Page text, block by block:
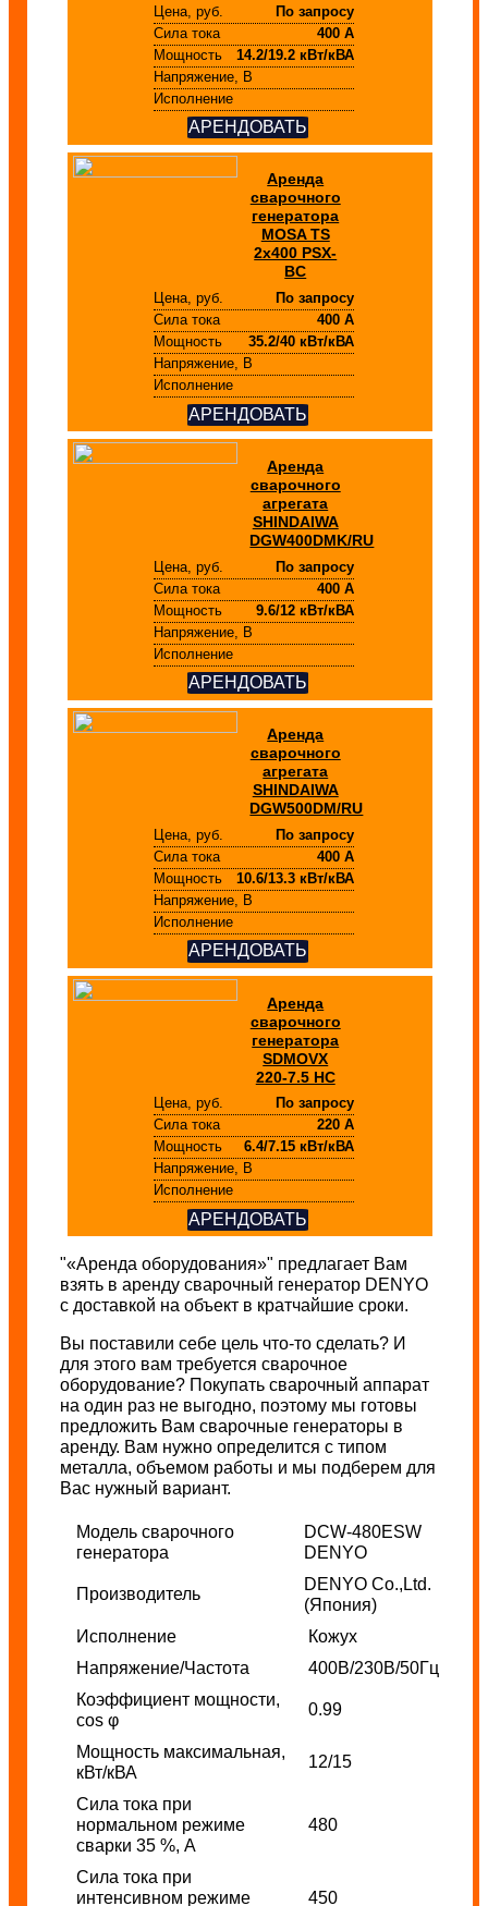
Цена, руб.
По запросу
Сила тока
400 А
Мощность
14.2/19.2 кВт/кВА
Напряжение, В
Исполнение
АРЕНДОВАТЬ
Аренда
сварочного
генератора
MOSA TS
2x400 PSX-
BC
Цена, руб.
По запросу
Сила тока
400 А
Мощность
35.2/40 кВт/кВА
Напряжение, В
Исполнение
АРЕНДОВАТЬ
Аренда
сварочного
агрегата
SHINDAIWA
DGW400DMK/RU
Цена, руб.
По запросу
Сила тока
400 А
Мощность
9.6/12 кВт/кВА
Напряжение, В
Исполнение
АРЕНДОВАТЬ
Аренда
сварочного
агрегата
SHINDAIWA
DGW500DM/RU
Цена, руб.
По запросу
Сила тока
400 А
Мощность
10.6/13.3 кВт/кВА
Напряжение, В
Исполнение
АРЕНДОВАТЬ
Аренда
сварочного
генератора
SDMOVX
220-7.5 HC
Цена, руб.
По запросу
Сила тока
220 А
Мощность
6.4/7.15 кВт/кВА
Напряжение, В
Исполнение
АРЕНДОВАТЬ
"«Аренда оборудования»" предлагает Вам
взять в аренду сварочный генератор DENYO
с доставкой на объект в кратчайшие сроки.
Вы поставили себе цель что-то сделать? И
для этого вам требуется сварочное
оборудование? Покупать сварочный аппарат
на один раз не выгодно, поэтому мы готовы
предложить Вам сварочные генераторы в
аренду. Вам нужно определится с типом
металла, объемом работы и мы подберем для
Вас нужный вариант.
Модель сварочного
генератора
DCW-480ESW
DENYO
Производитель
DENYO Co.,Ltd.
(Япония)
Исполнение
Кожух
Напряжение/Частота
400В/230В/50Гц
Коэффициент мощности,
cos φ
0.99
Мощность максимальная,
кВт/кВА
12/15
Сила тока при
нормальном режиме
сварки 35 %, А
480
Сила тока при
интенсивном режиме
450